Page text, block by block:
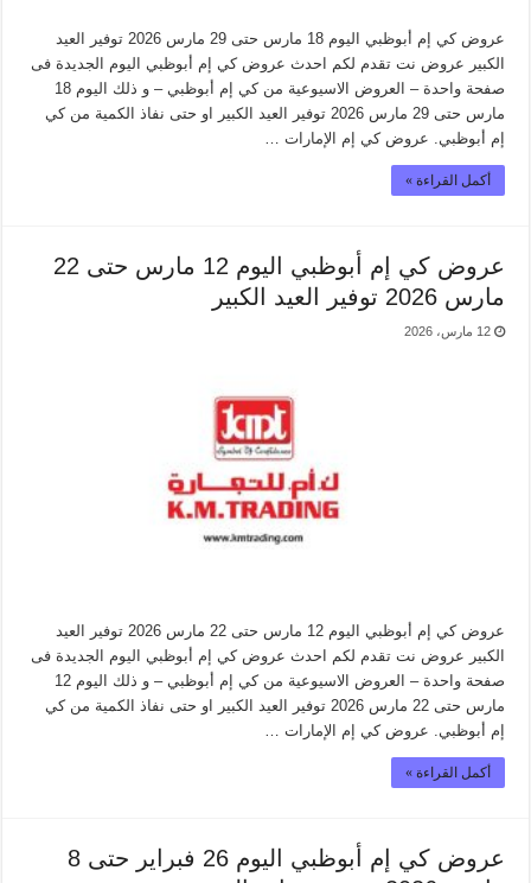
عروض كي إم أبوظبي اليوم 18 مارس حتى 29 مارس 2026 توفير العيد
الكبير عروض نت تقدم لكم احدث عروض كي إم أبوظبي اليوم الجديدة فى
صفحة واحدة – العروض الاسيوعية من كي إم أبوظبي – و ذلك اليوم 18
مارس حتى 29 مارس 2026 توفير العيد الكبير او حتى نفاذ الكمية من كي
إم أبوظبي. عروض كي إم الإمارات …
أكمل القراءة »
عروض كي إم أبوظبي اليوم 12 مارس حتى 22
مارس 2026 توفير العيد الكبير
12 مارس، 2026
عروض كي إم أبوظبي اليوم 12 مارس حتى 22 مارس 2026 توفير العيد
الكبير عروض نت تقدم لكم احدث عروض كي إم أبوظبي اليوم الجديدة فى
صفحة واحدة – العروض الاسيوعية من كي إم أبوظبي – و ذلك اليوم 12
مارس حتى 22 مارس 2026 توفير العيد الكبير او حتى نفاذ الكمية من كي
إم أبوظبي. عروض كي إم الإمارات …
أكمل القراءة »
عروض كي إم أبوظبي اليوم 26 فبراير حتى 8